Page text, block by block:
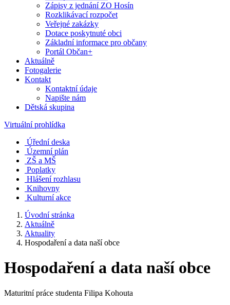
Zápisy z jednání ZO Hosín
Rozklikávací rozpočet
Veřejné zakázky
Dotace poskytnuté obci
Základní informace pro občany
Portál Občan+
Aktuálně
Fotogalerie
Kontakt
Kontaktní údaje
Napište nám
Dětská skupina
Virtuální prohlídka
Úřední deska
Územní plán
ZŠ a MŠ
Poplatky
Hlášení rozhlasu
Knihovny
Kulturní akce
Úvodní stránka
Aktuálně
Aktuality
Hospodaření a data naší obce
Hospodaření a data naší obce
Maturitní práce studenta Filipa Kohouta